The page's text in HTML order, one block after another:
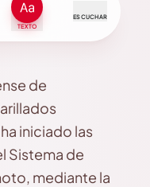
TEXTO
ESCUCHAR
de
iniciado las
Sistema de
mediante la